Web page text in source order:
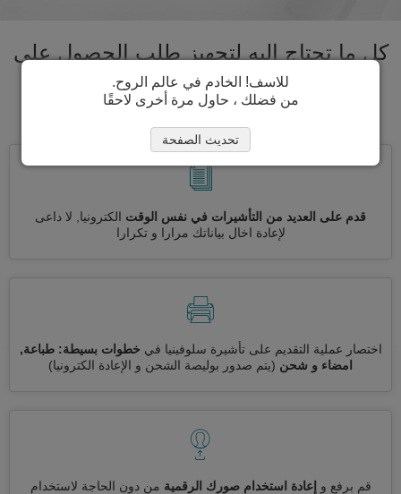
كل ما تحتاج اليه لتجهيز طلب الحصول على
تأشيرة سلوفينيا تحت سقف واحد. تسريع
عملية الحصول على تأشيرة سلوفينيا
قدم على العديد من التأشيرات في نفس الوقت الكترونيا, لا داعى
لإعادة اخال بياناتك مرارا و تكرارا
اختصار عملية التقديم على تأشيرة سلوفينيا في خطوات بسيطة: طباعة,
امضاء و شحن (يتم صدور بوليصة الشحن و الإعادة الكترونيا)
قم برفع و إعادة استخدام صورك الرقمية من دون الحاجة لاستخدام
للاسف! الخادم في عالم الروح.
من فضلك ، حاول مرة أخرى لاحقًا
تحديث الصفحة